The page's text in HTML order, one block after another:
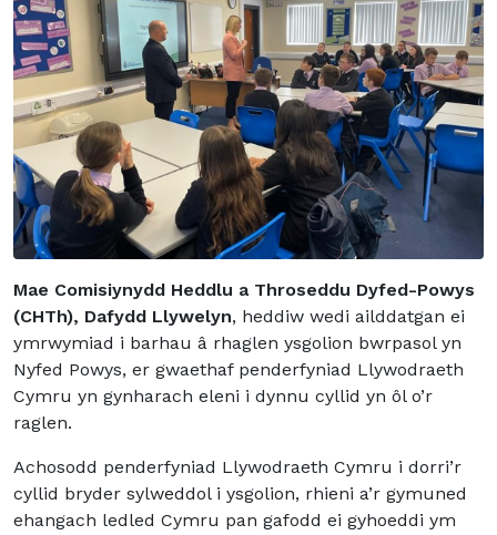
Mae Comisiynydd Heddlu a Throseddu Dyfed-Powys
(CHTh), Dafydd Llywelyn, heddiw wedi ailddatgan ei
ymrwymiad i barhau â rhaglen ysgolion bwrpasol yn
Nyfed Powys, er gwaethaf penderfyniad Llywodraeth
Cymru yn gynharach eleni i dynnu cyllid yn ôl o’r
raglen.
Achosodd penderfyniad Llywodraeth Cymru i dorri’r
cyllid bryder sylweddol i ysgolion, rhieni a’r gymuned
ehangach ledled Cymru pan gafodd ei gyhoeddi ym